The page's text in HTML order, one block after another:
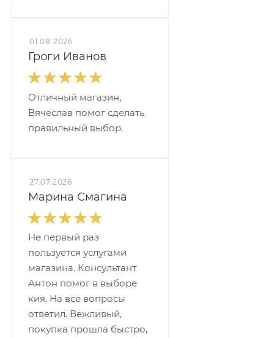
01.08.2026
Гроги Иванов
Отличный магазин,
Вячеслав помог сделать
правильный выбор.
27.07.2026
Марина Смагина
Не первый раз
пользуется услугами
магазина. Консультант
Антон помог в выборе
кия. На все вопросы
ответил. Вежливый,
покупка прошла быстро,